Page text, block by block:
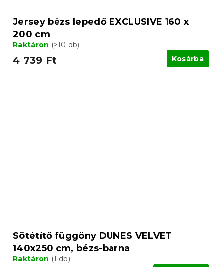
Jersey bézs lepedő EXCLUSIVE 160 x
200 cm
Raktáron (>10 db)
4 739 Ft Kosárba
Sötétítő függöny DUNES VELVET
140x250 cm, bézs-barna
Raktáron (1 db)